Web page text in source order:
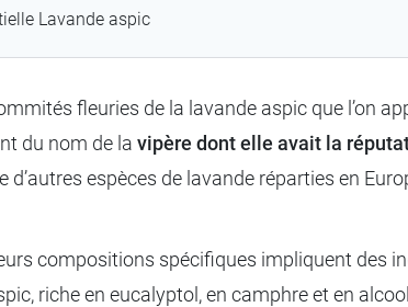
Lavande aspic
fleuries de la lavande aspic que l’on
du nom de la vipère dont elle avait la
espèces de lavande réparties en
compositions spécifiques impliquent des
riche en eucalyptol, en camphre et en